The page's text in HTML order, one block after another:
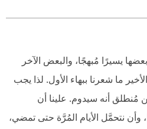
يسيرًا مُبهجًا، والبعض الآخر
ما شعرنا ببهاء الأول. لذا يجب
مُنطلق أنه سيدوم. علينا أن
وأن نتحمَّل الأيام المُرَّة حتى تمضي،